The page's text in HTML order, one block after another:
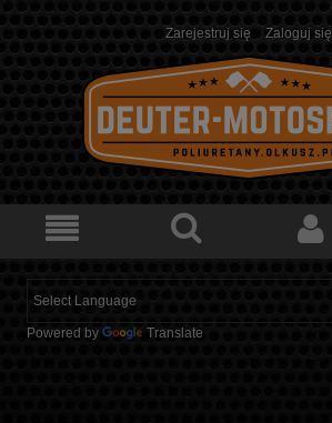
Zarejestruj się Zaloguj się
Powered by Translate